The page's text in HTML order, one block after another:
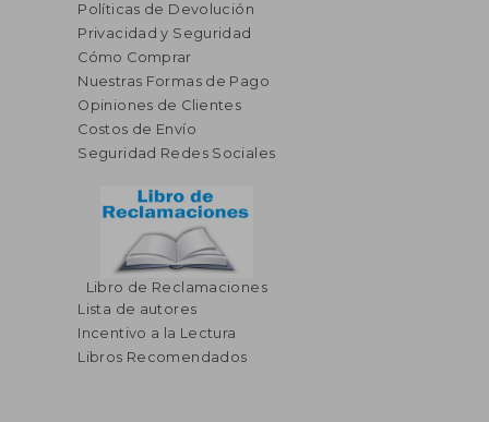
Políticas de Devolución
Privacidad y Seguridad
Cómo Comprar
Nuestras Formas de Pago
Opiniones de Clientes
Costos de Envío
Seguridad Redes Sociales
Libro de Reclamaciones
Lista de autores
Incentivo a la Lectura
Libros Recomendados